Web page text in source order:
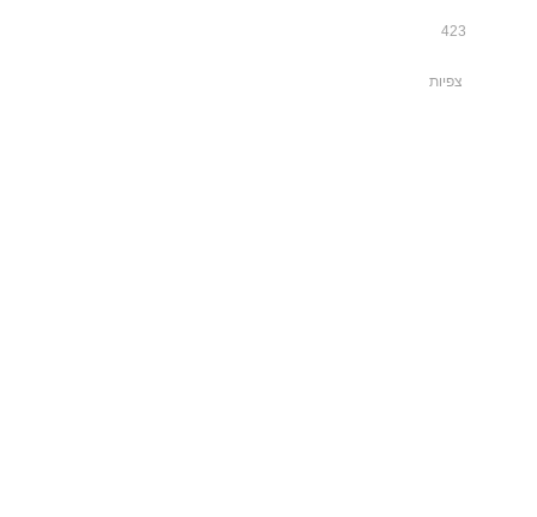
423
צפיות